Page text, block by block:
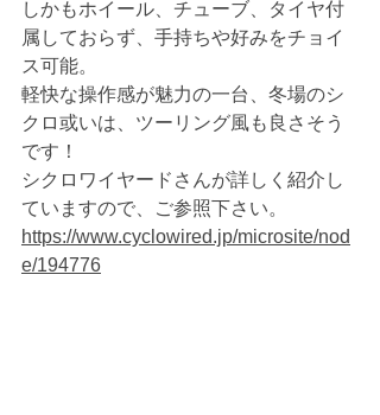
しかもホイール、チューブ、タイヤ付
属しておらず、手持ちや好みをチョイ
ス可能。
軽快な操作感が魅力の一台、冬場のシ
クロ或いは、ツーリング風も良さそう
です！
シクロワイヤードさんが詳しく紹介し
ていますので、ご参照下さい。
https://www.cyclowired.jp/microsite/nod
e/194776